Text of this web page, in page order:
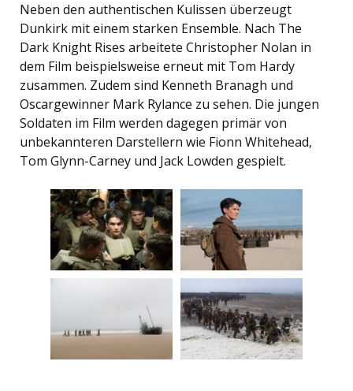
Neben den authentischen Kulissen überzeugt
Dunkirk mit einem starken Ensemble. Nach The
Dark Knight Rises arbeitete Christopher Nolan in
dem Film beispielsweise erneut mit Tom Hardy
zusammen. Zudem sind Kenneth Branagh und
Oscargewinner Mark Rylance zu sehen. Die jungen
Soldaten im Film werden dagegen primär von
unbekannteren Darstellern wie Fionn Whitehead,
Tom Glynn-Carney und Jack Lowden gespielt.